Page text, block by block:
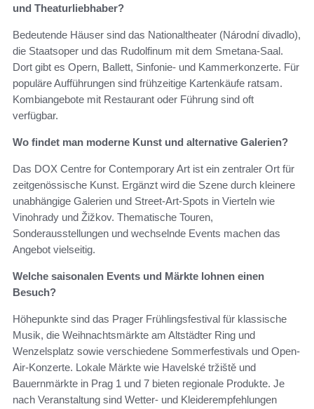
und Theaturliebhaber?
Bedeutende Häuser sind das Nationaltheater (Národní divadlo),
die Staatsoper und das Rudolfinum mit dem Smetana-Saal.
Dort gibt es Opern, Ballett, Sinfonie- und Kammerkonzerte. Für
populäre Aufführungen sind frühzeitige Kartenkäufe ratsam.
Kombiangebote mit Restaurant oder Führung sind oft
verfügbar.
Wo findet man moderne Kunst und alternative Galerien?
Das DOX Centre for Contemporary Art ist ein zentraler Ort für
zeitgenössische Kunst. Ergänzt wird die Szene durch kleinere
unabhängige Galerien und Street-Art-Spots in Vierteln wie
Vinohrady und Žižkov. Thematische Touren,
Sonderausstellungen und wechselnde Events machen das
Angebot vielseitig.
Welche saisonalen Events und Märkte lohnen einen
Besuch?
Höhepunkte sind das Prager Frühlingsfestival für klassische
Musik, die Weihnachtsmärkte am Altstädter Ring und
Wenzelsplatz sowie verschiedene Sommerfestivals und Open-
Air-Konzerte. Lokale Märkte wie Havelské tržiště und
Bauernmärkte in Prag 1 und 7 bieten regionale Produkte. Je
nach Veranstaltung sind Wetter- und Kleiderempfehlungen